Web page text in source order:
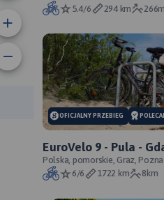
trasy:
5.4/6
294 km 266m
OFICJALNY PRZEBIEG
EuroVelo 9 - Pula -
Polska, pomorskie, Graz,
6/6
1722 km 8km